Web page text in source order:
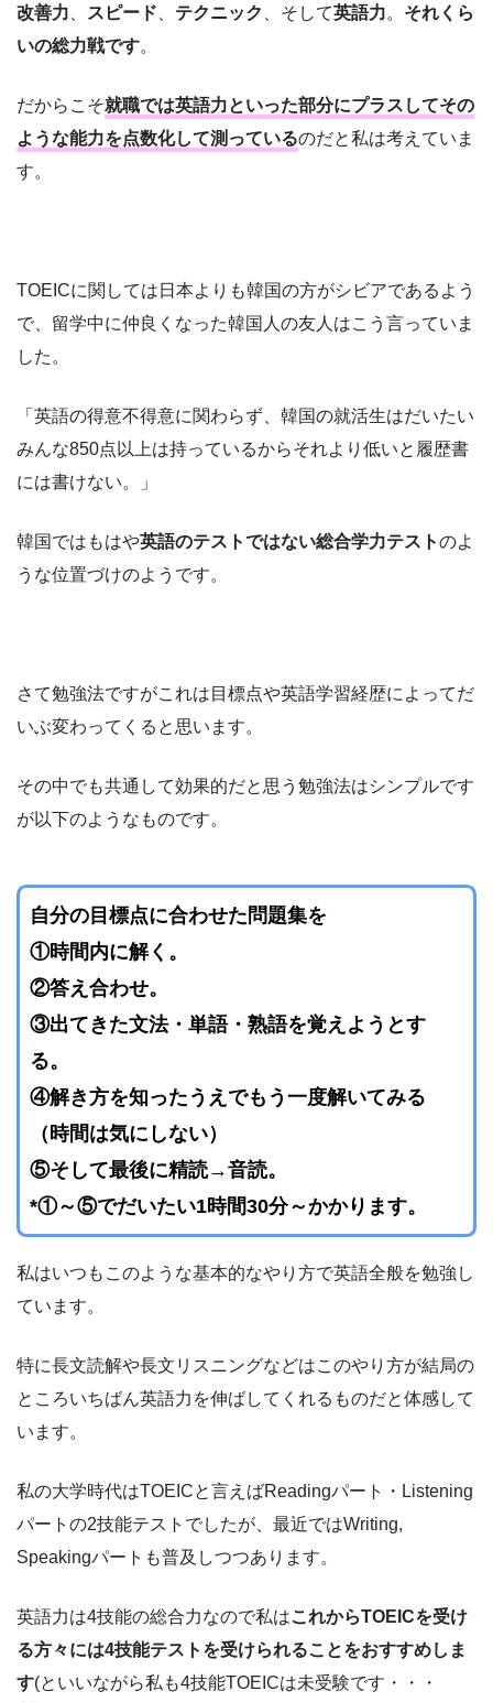
改善力 スピード テクニック 、そして英語力。 それくら
いの総力戦です。
だからこそ就職では英語力といった部分にプラスしてその
ような能力を点数化して測っているのだと私は考えていま
す。
TOEICに関しては日本よりも韓国の方がシビアであるよう
で、留学中に仲良くなった韓国人の友人はこう言っていま
した。
「英語の得意不得意に関わらず、韓国の就活生はだいたい
みんな850点以上は持っているからそれより低いと履歴書
には書けない。」
韓国ではもはや英語のテストではない総合学力テストのよ
うな位置づけのようです。
さて勉強法ですがこれは目標点や英語学習経歴によってだ
いぶ変わってくると思います。
その中でも共通して効果的だと思う勉強法はシンプルです
が以下のようなものです。
自分の目標点に合わせた問題集を
①時間内に解く。
②答え合わせ。
③出てきた文法・単語・熟語を覚えようとす
る。
④解き方を知ったうえでもう一度解いてみる
（時間は気にしない）
⑤そして最後に精読→音読。
*①～⑤でだいたい1時間30分～かかります。
私はいつもこのような基本的なやり方で英語全般を勉強し
ています。
特に長文読解や長文リスニングなどはこのやり方が結局の
ところいちばん英語力を伸ばしてくれるものだと体感して
います。
私の大学時代はTOEICと言えばReadingパート・Listening
パートの2技能テストでしたが、最近ではWriting,
Speakingパートも普及しつつあります。
英語力は4技能の総合力なので私はこれからTOEICを受け
る方々には4技能テストを受けられることをおすすめしま
す(といいながら私も4技能TOEICは未受験です・・・